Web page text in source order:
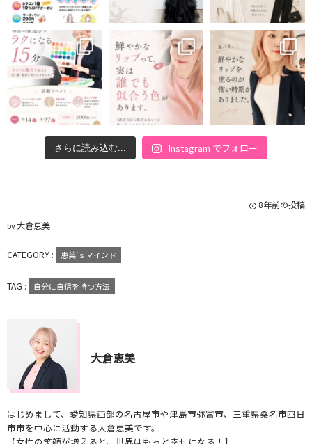
さらに読み込む... Instagram でフォロー
8年前の投稿
by大倉恵美
CATEGORY : 恵美’ｓマインド
TAG : 自分に自信を持つ方法
大倉恵美
はじめまして、愛知県西部の名古屋市や津島市弥富市、三重県桑名市四日
市市を中心に活動する大倉恵美です。